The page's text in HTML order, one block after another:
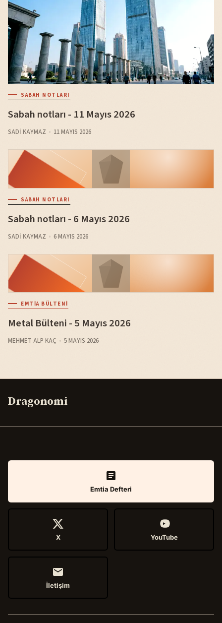
SABAH NOTLARI
Sabah notları - 11 Mayıs 2026
SADI KAYMAZ 11 MAYIS 2026
SABAH NOTLARI
Sabah notları - 6 Mayıs 2026
SADI KAYMAZ 6 MAYIS 2026
EMTIA BÜLTENI
Metal Bülteni - 5 Mayıs 2026
MEHMET ALP KAÇ 5 MAYIS 2026
Dragonomi
Emtia Defteri
X YouTube
İletişim